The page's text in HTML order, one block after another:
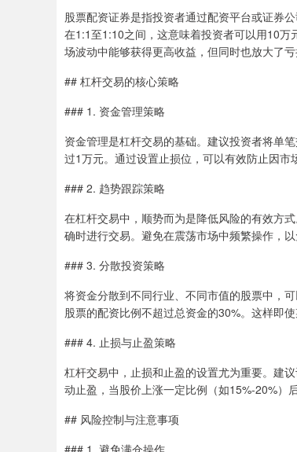
股票配资证券是指投资者通过配资平台或证券
在1:1至1:10之间，这意味着投资者可以用10
场波动中能够获得更高收益，但同时也放大了亏
## 杠杆交易的核心策略
### 1. 资金管理策略
资金管理是杠杆交易的基础。建议投资者将单
过1万元。通过设置止损位，可以有效防止因市
### 2. 趋势跟踪策略
在杠杆交易中，顺势而为是降低风险的有效方
确时进行交易。避免在震荡市场中频繁操作，
### 3. 分散投资策略
将资金分散到不同行业、不同市值的股票中，
股票的配资比例不超过总资金的30%。这样即
### 4. 止损与止盈策略
杠杆交易中，止损和止盈的设置尤为重要。建
动止盈，当股价上涨一定比例（如15%-20%）
## 风险控制与注意事项
### 1. 避免满仓操作